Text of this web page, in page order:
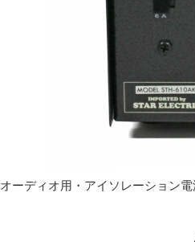
オーディオ用・アイソレーション